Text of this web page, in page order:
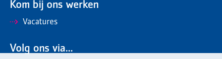
Kom bij ons werken
Vacatures
Volg ons via...